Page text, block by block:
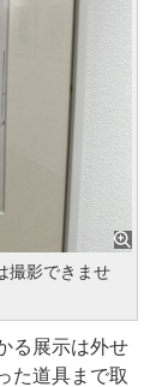
撮影できませ
る展示は外せ
た道具まで取